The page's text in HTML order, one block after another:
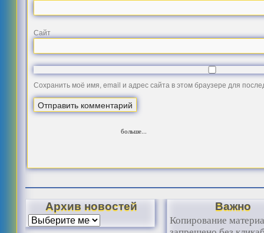
Сайт
Сохранить моё имя, email и адрес сайта в этом браузере для
больше...
Архив новостей Важно
Копирование